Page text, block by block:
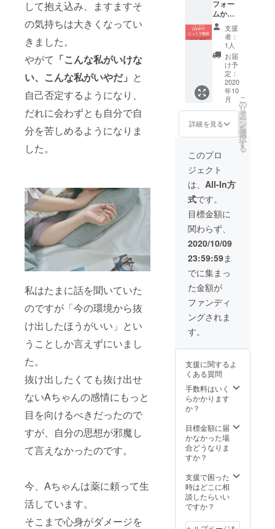
して抱え込み、ますますそ
の気持ちは大きくなってい
きました。
やがて 「こんな私がいけな
い、こんな私がいやだ」 と
自己否定するようになり、
だれに会わずとも自分で自
分を苦しめるようになりま
した。
私はたまに話を聞いていた
のですが「今の環境から抜
け出したほうがいい」とい
うことしか言えずにいまし
た。
抜け出したくても抜け出せ
ないAちゃんの感情にもっと
目を向けるべきだったので
すが、自分の思想が邪魔し
て言えなかったのです。
今、Aちゃんは薬に頼って生
活しています。
そこまで心身がダメージを
援コメ
ントを
書いて
いただ
いた方
には、
プロ
ジェク
ト終了
後に
momo
mospar
kleさん
カード
が出る
言葉を
添えて
～を
メール
でお届
けしま
す。
丈夫で
す。音
声通話
かビデ
オ通話
かはご
希望に
合わせ
ます。
※プロ
ジェク
ト終了
後に、
希望の
日程を
伺いま
す ※性
別・年
齢・相
談内容
は不問
です ※
ギフト
可 ※応
援コメ
ントを
書いて
いただ
いた方
には、
プロ
後に
momo
mospar
kleさん
のイラ
スト
が出る
言葉を
添えて
でお届
けしま
す。
フォー
ムから
相談
+Zoom
でカウ
ンセリ
ング
（30
分）
+noteに
てオリ
ジナル
イラス
ト付き
コラム
でお答
えする
特別フ
ルコー
スプラ
ンで
す。
※Zoom
以外の
ツール
でも大
丈夫で
す。音
声通話
かビデ
オ通話
かはご
希望に
※プロ
ト終了
後に、
メール
にてご
希望の
どを伺
います
※性別・
年齢・
容は不
問です
※ギフト
可 ※応
ントを
支援
者：
1人
お届
け予
定：
2020
年10
月
詳細を見る
こ
の
リ
タ
ー
ン
を
選
択
す
る
このプロ
ジェクト
は、 All-In方
式です。
目標金額に
関わらず、
2020/10/09
23:59:59ま
でに集まっ
た金額が
ファンディ
ングされま
す。
支援に関するよ
くある質問
手数料はいく
らかかります
か？
目標金額に届
かなかった場
合どうなりま
すか？
支援で困った
時はどこに相
談したらいい
ですか？